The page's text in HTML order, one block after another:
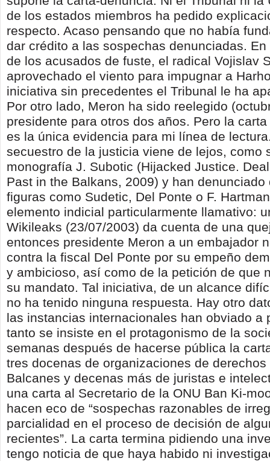
de los estados miembros ha pedido
respecto. Acaso pensando que no había
dar crédito a las sospechas denunciadas.
de los acusados de fuste, el radical Vojislav
aprovechado el viento para impugnar a
iniciativa sin precedentes el Tribunal le ha
Por otro lado, Meron ha sido reelegido
presidente para otros dos años. Pero la
es la única evidencia para mi línea de
secuestro de la justicia viene de lejos, como
monografía J. Subotic (Hijacked Justice.
Past in the Balkans, 2009) y han denunciado
figuras como Sudetic, Del Ponte o F.
elemento indicial particularmente llamativo:
Wikileaks (23/07/2003) da cuenta de una
entonces presidente Meron a un embajador
contra la fiscal Del Ponte por su empeño
y ambicioso, así como de la petición de que
su mandato. Tal iniciativa, de un alcance
no ha tenido ninguna respuesta. Hay otro
las instancias internacionales han obviado a
tanto se insiste en el protagonismo de la
semanas después de hacerse pública la
tres docenas de organizaciones de
Balcanes y decenas más de juristas e
una carta al Secretario de la ONU Ban Ki-
hacen eco de “sospechas razonables de
parcialidad en el proceso de decisión de
recientes”. La carta termina pidiendo una
tengo noticia de que haya habido ni